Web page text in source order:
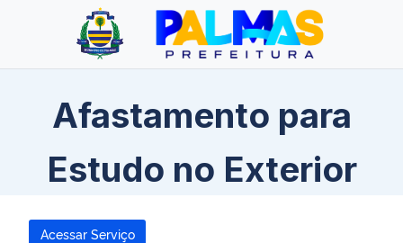
Afastamento para
Estudo no Exterior
Acessar Serviço